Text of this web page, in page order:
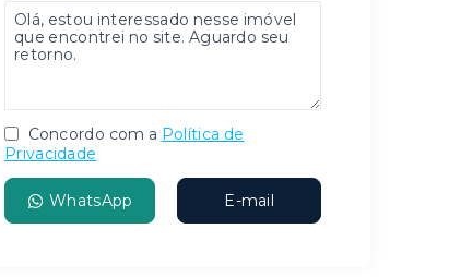
Concordo com a Política de
Privacidade
WhatsApp E-mail